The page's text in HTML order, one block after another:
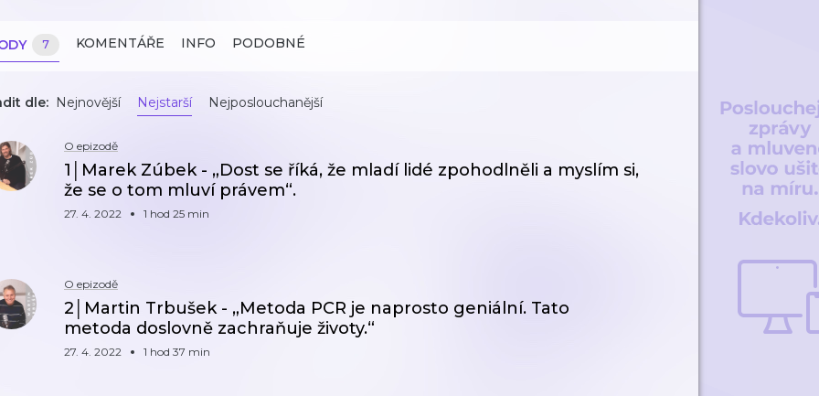
7 KOMENTÁŘE INFO PODOBNÉ
dle: Nejnovější Nejstarší Nejposlouchanější
O epizodě
1│Marek Zúbek - „Dost se říká, že mladí lidé zpohodlněli a myslím si,
že se o tom mluví právem“.
27. 4. 2022 1 hod 25 min
O epizodě
2│Martin Trbušek - „Metoda PCR je naprosto geniální. Tato
metoda doslovně zachraňuje životy.“
27. 4. 2022 1 hod 37 min